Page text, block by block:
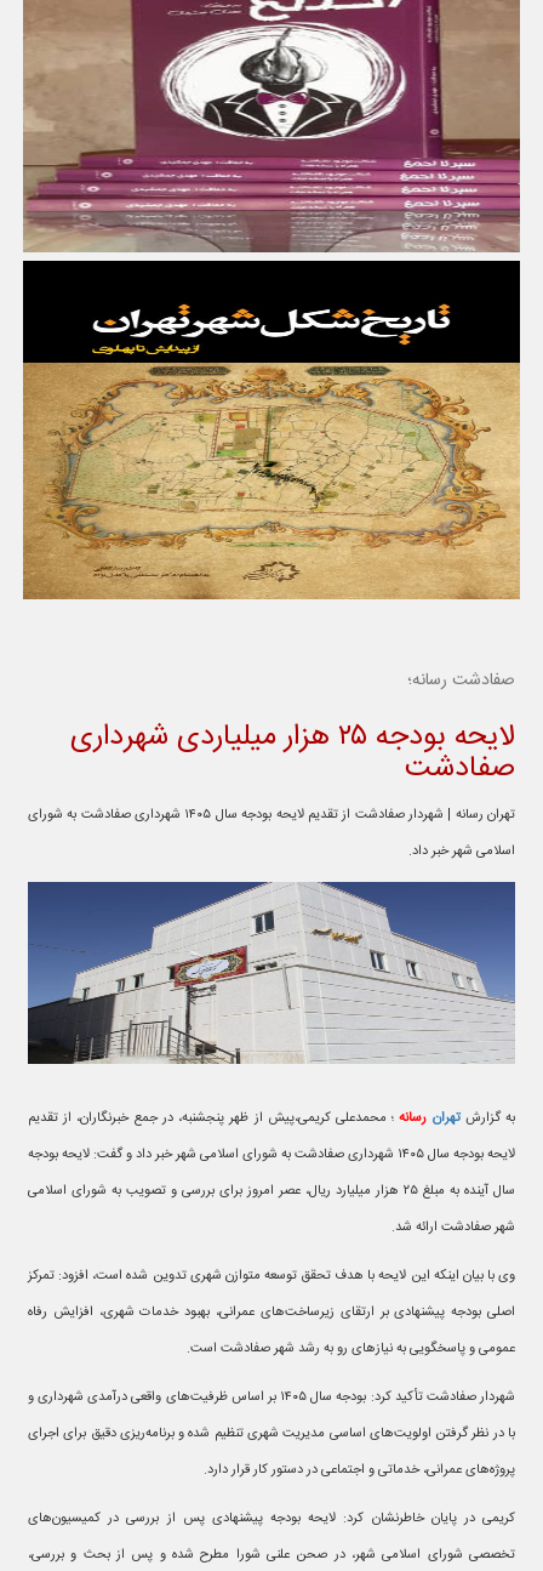
صفادشت رسانه؛
لایحه بودجه ۲۵ هزار میلیاردی شهرداری
صفادشت
تهران رسانه | شهردار صفادشت از تقدیم لایحه بودجه سال ۱۴۰۵ شهرداری صفادشت به شورای
اسلامی شهر خبر داد.
به گزارش تهران رسانه ؛ محمدعلی کریمی،پیش از ظهر پنجشنبه، در جمع خبرنگاران، از تقدیم
لایحه بودجه سال ۱۴۰۵ شهرداری صفادشت به شورای اسلامی شهر خبر داد و گفت: لایحه بودجه
سال آینده به مبلغ ۲۵ هزار میلیارد ریال، عصر امروز برای بررسی و تصویب به شورای اسلامی
شهر صفادشت ارائه شد.
وی با بیان اینکه این لایحه با هدف تحقق توسعه متوازن شهری تدوین شده است، افزود: تمرکز
اصلی بودجه پیشنهادی بر ارتقای زیرساخت‌های عمرانی، بهبود خدمات شهری، افزایش رفاه
عمومی و پاسخگویی به نیازهای رو به رشد شهر صفادشت است.
شهردار صفادشت تأکید کرد: بودجه سال ۱۴۰۵ بر اساس ظرفیت‌های واقعی درآمدی شهرداری و
با در نظر گرفتن اولویت‌های اساسی مدیریت شهری تنظیم شده و برنامه‌ریزی دقیق برای اجرای
پروژه‌های عمرانی، خدماتی و اجتماعی در دستور کار قرار دارد.
کریمی در پایان خاطرنشان کرد: لایحه بودجه پیشنهادی پس از بررسی در کمیسیون‌های
تخصصی شورای اسلامی شهر، در صحن علنی شورا مطرح شده و پس از بحث و بررسی،